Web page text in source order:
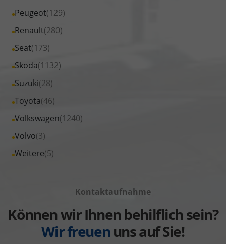
anzeigen
Nissan
anzeigen
Fahrzeuge
Opel
anzeigen
Peugeot(129)
Alle
Fahrzeuge
Peugeot
anzeigen
Renault(280)
Alle
Fahrzeuge
Renault
anzeigen
Seat(173)
Alle
Fahrzeuge
Seat
anzeigen
Skoda(1132)
Alle
Fahrzeuge
Skoda
anzeigen
Suzuki(28)
Alle
Fahrzeuge
Suzuki
anzeigen
Toyota(46)
Alle
Fahrzeuge
Toyota
anzeigen
Volkswagen(1240)
Alle
Fahrzeuge
Volkswagen
Volvo(3)
Alle
Fahrzeuge
Weitere(5)
Alle
anzeigen
Kontaktaufnahme
Können wir Ihnen behilflich sein?
Wir freuenuns auf Sie!